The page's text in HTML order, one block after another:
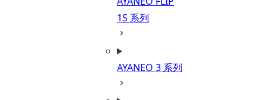
1S 系列
AYANEO 3 系列